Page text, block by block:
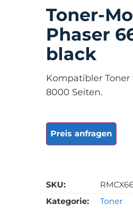
Toner-
Phaser
black
Kompatibler Toner
8000 Seiten.
Preis anfragen
SKU:
Kategorie:
Toner